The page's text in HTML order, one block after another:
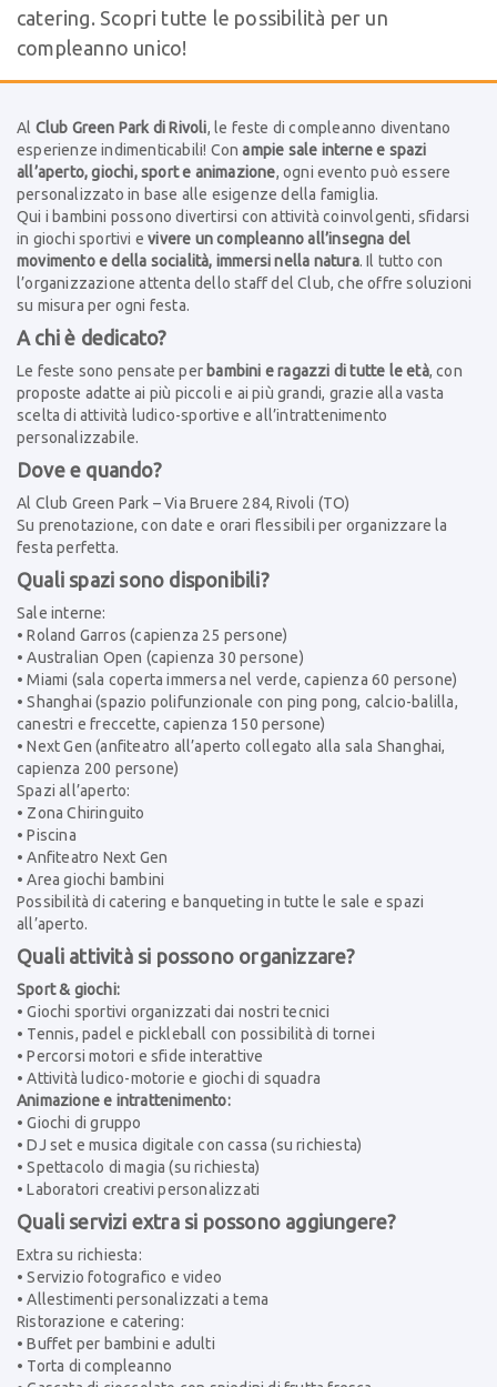
catering. Scopri tutte le possibilità per un
compleanno unico!
Al Club Green Park di Rivoli, le feste di compleanno diventano
esperienze indimenticabili! Conampie sale interne e spazi
all’aperto, giochi, sport e animazione, ogni evento può essere
personalizzato in base alle esigenze della famiglia.
Qui i bambini possono divertirsi con attività coinvolgenti, sfidarsi
in giochi sportivi evivere un compleanno all’insegna del
movimento e della socialità, immersi nella natura. Il tutto con
l’organizzazione attenta dello staff del Club, che offre soluzioni
su misura per ogni festa.
A chi è dedicato?
Le feste sono pensate per bambini e ragazzi di tutte le età, con
proposte adatte ai più piccoli e ai più grandi, grazie alla vasta
scelta di attività ludico-sportive e all’intrattenimento
personalizzabile.
Dove e quando?
Al Club Green Park – Via Bruere 284, Rivoli (TO)
Su prenotazione, con date e orari flessibili per organizzare la
festa perfetta.
Quali spazi sono disponibili?
Sale interne:
• Roland Garros (capienza 25 persone)
• Australian Open (capienza 30 persone)
• Miami (sala coperta immersa nel verde, capienza 60 persone)
• Shanghai (spazio polifunzionale con ping pong, calcio-balilla,
canestri e freccette, capienza 150 persone)
• Next Gen (anfiteatro all’aperto collegato alla sala Shanghai,
capienza 200 persone)
Spazi all’aperto:
• Zona Chiringuito
• Piscina
• Anfiteatro Next Gen
• Area giochi bambini
Possibilità di catering e banqueting in tutte le sale e spazi
all’aperto.
Quali attività si possono organizzare?
Sport & giochi:
• Giochi sportivi organizzati dai nostri tecnici
• Tennis, padel e pickleball con possibilità di tornei
• Percorsi motori e sfide interattive
• Attività ludico-motorie e giochi di squadra
Animazione e intrattenimento:
• Giochi di gruppo
• DJ set e musica digitale con cassa (su richiesta)
• Spettacolo di magia (su richiesta)
• Laboratori creativi personalizzati
Quali servizi extra si possono aggiungere?
Extra su richiesta:
• Servizio fotografico e video
• Allestimenti personalizzati a tema
Ristorazione e catering:
• Buffet per bambini e adulti
• Torta di compleanno